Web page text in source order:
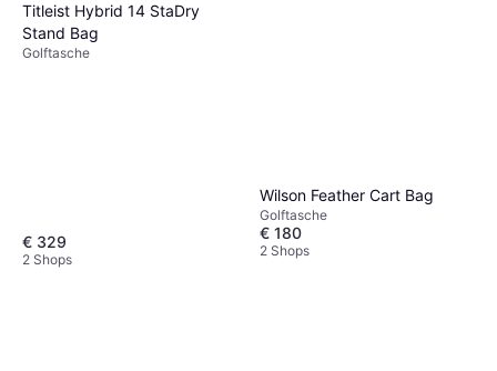
Titleist Hybrid 14 StaDry
Stand Bag
Golftasche
€ 329
2 Shops
Wilson Feather Cart Bag
Golftasche
€ 180
2 Shops